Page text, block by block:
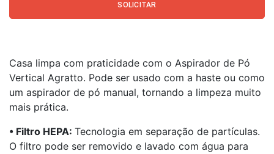
SOLICITAR
Casa limpa com praticidade com o Aspirador de Pó
Vertical Agratto. Pode ser usado com a haste ou como
um aspirador de pó manual, tornando a limpeza muito
mais prática.
• Filtro HEPA: Tecnologia em separação de partículas.
O filtro pode ser removido e lavado com água para